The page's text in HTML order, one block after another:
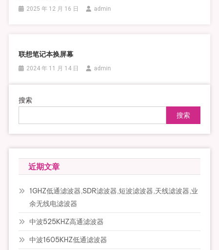
2025 年 12 月 16 日 admin
联想笔记本换屏幕
2024 年 11 月 14 日 admin
搜索
搜索
近期文章
1GHZ低通滤波器,SDR滤波器,短波滤波器,天线滤波器,业
余无线电滤波器
中波525KHZ高通滤波器
中波1605KHZ低通滤波器